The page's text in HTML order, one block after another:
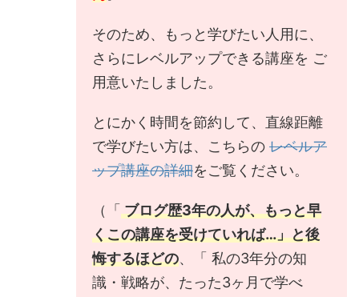
そのため、もっと学びたい人用に、
さらにレベルアップできる講座を ご
用意いたしました。
とにかく時間を節約して、直線距離
で学びたい方は、こちらの レベルア
ップ講座の詳細をご覧ください。
（「ブログ歴3年の人が、もっと早
くこの講座を受けていれば…」と後
悔するほどの、「 私の3年分の知
識・戦略が、たった3ヶ月で学べ